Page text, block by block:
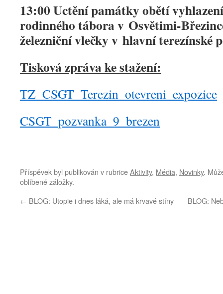
13:00 Uctění památky obětí
rodinného tábora v Osvětimi-
železniční vlečky v hlavní terezínské
Tisková zpráva ke stažení:
TZ_CSGT_Terezin_otevreni_expozice
CSGT_pozvanka_9_brezen
Příspěvek byl publikován v rubriceAktivity, Média, Novinky.
oblíbené záložky.
← BLOG: Utopie i dnes láká, ale má krvavé stíny BLOG: